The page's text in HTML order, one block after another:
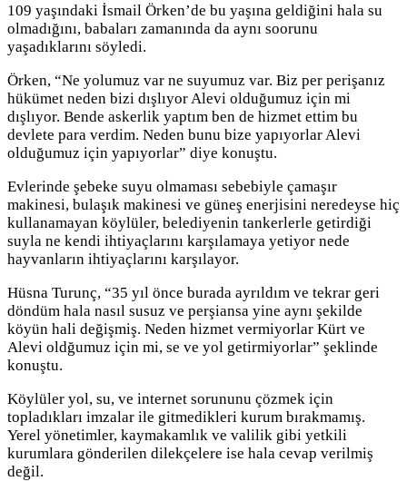
109 yaşındaki İsmail Örken’de bu yaşına geldiğini hala su
olmadığını, babaları zamanında da aynı soorunu
yaşadıklarını söyledi.
Örken, “Ne yolumuz var ne suyumuz var. Biz per perişanız
hükümet neden bizi dışlıyor Alevi olduğumuz için mi
dışlıyor. Bende askerlik yaptım ben de hizmet ettim bu
devlete para verdim. Neden bunu bize yapıyorlar Alevi
olduğumuz için yapıyorlar” diye konuştu.
Evlerinde şebeke suyu olmaması sebebiyle çamaşır
makinesi, bulaşık makinesi ve güneş enerjisini neredeyse hiç
kullanamayan köylüler, belediyenin tankerlerle getirdiği
suyla ne kendi ihtiyaçlarını karşılamaya yetiyor nede
hayvanların ihtiyaçlarını karşılayor.
Hüsna Turunç, “35 yıl önce burada ayrıldım ve tekrar geri
döndüm hala nasıl susuz ve perşiansa yine aynı şekilde
köyün hali değişmiş. Neden hizmet vermiyorlar Kürt ve
Alevi oldğumuz için mi, se ve yol getirmiyorlar” şeklinde
konuştu.
Köylüler yol, su, ve internet sorununu çözmek için
topladıkları imzalar ile gitmedikleri kurum bırakmamış.
Yerel yönetimler, kaymakamlık ve valilik gibi yetkili
kurumlara gönderilen dilekçelere ise hala cevap verilmiş
değil.